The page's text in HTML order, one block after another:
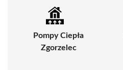
Pompy Ciepła
Zgorzelec